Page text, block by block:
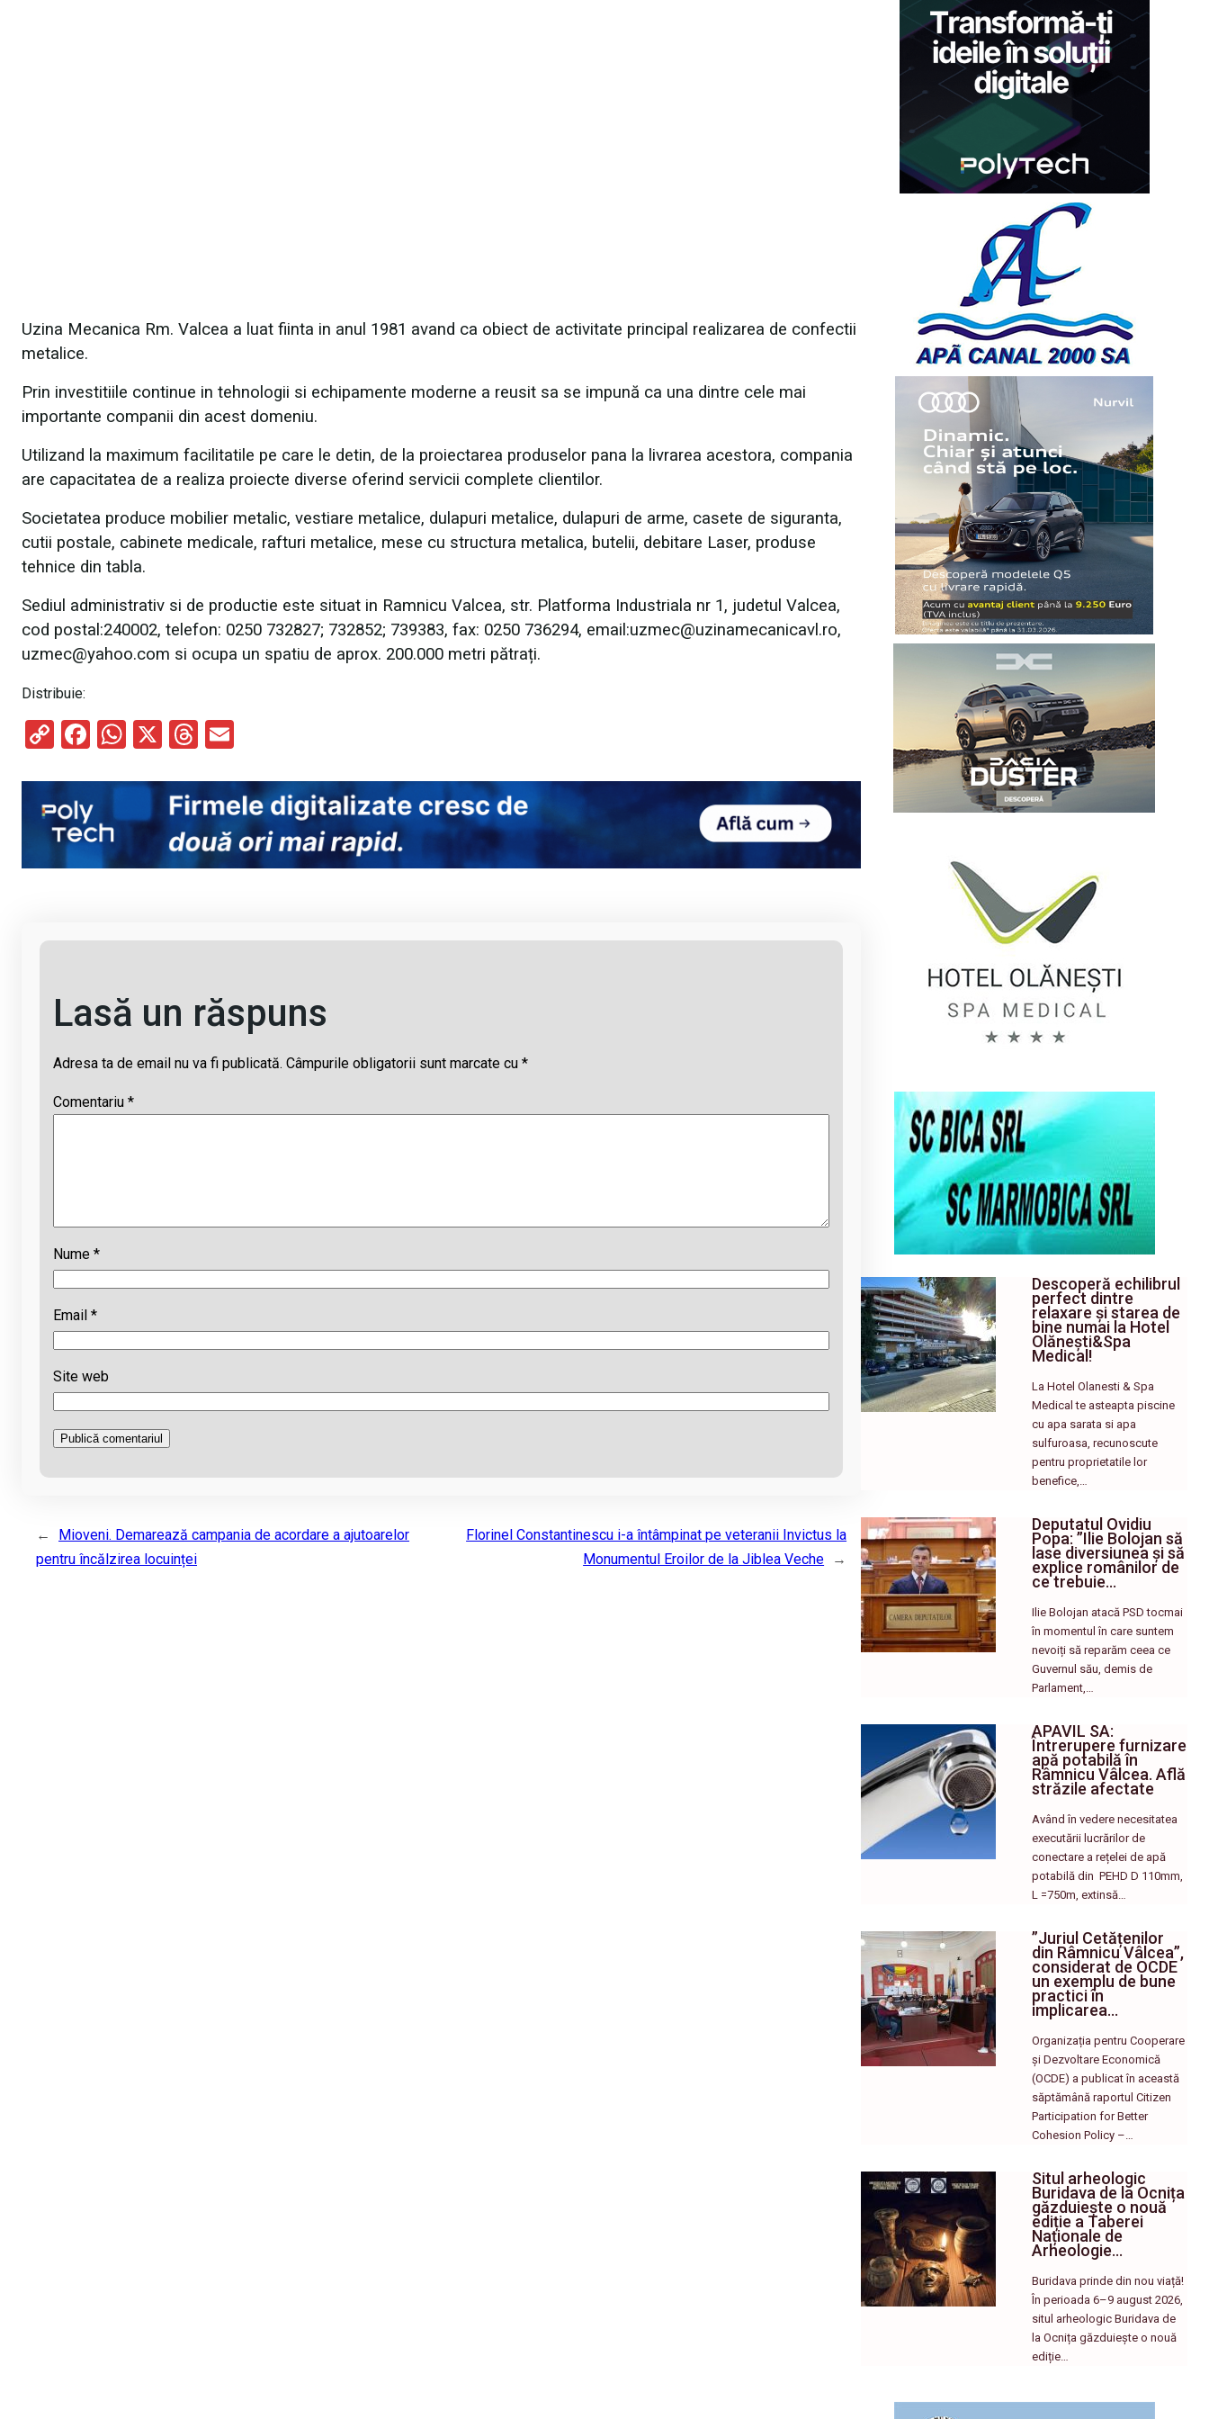
Uzina Mecanica Rm. Valcea a luat fiinta in anul 1981 avand ca obiect de activitate principal realizarea de confectii
metalice.
Prin investitiile continue in tehnologii si echipamente moderne a reusit sa se impună ca una dintre cele mai
importante companii din acest domeniu.
Utilizand la maximum facilitatile pe care le detin, de la proiectarea produselor pana la livrarea acestora, compania
are capacitatea de a realiza proiecte diverse oferind servicii complete clientilor.
Societatea produce mobilier metalic, vestiare metalice, dulapuri metalice, dulapuri de arme, casete de siguranta,
cutii postale, cabinete medicale, rafturi metalice, mese cu structura metalica, butelii, debitare Laser, produse
tehnice din tabla.
Sediul administrativ si de productie este situat in Ramnicu Valcea, str. Platforma Industriala nr 1, judetul Valcea,
cod postal:240002, telefon: 0250 732827; 732852; 739383, fax: 0250 736294, email:uzmec@uzinamecanicavl.ro,
uzmec@yahoo.com si ocupa un spatiu de aprox. 200.000 metri pătrați.
Distribuie:
C
py
Li
n
k
F
ce
b
o
o
W
at
s
A
p
X
T
e
a
d
s
ail
Lasă un răspuns
Adresa ta de email nu va fi publicată. Câmpurile obligatorii sunt marcate cu *
Comentariu *
Nume *
Email *
Site web
←
Mioveni. Demarează campania de acordare a ajutoarelor
pentru încălzirea locuinței
Florinel Constantinescu i-a întâmpinat pe veteranii Invictus la
Monumentul Eroilor de la Jiblea Veche
→
Descoperă echilibrul
perfect dintre
relaxare și starea de
bine numai la Hotel
Olănești&Spa
Medical!
La Hotel Olanesti & Spa
Medical te asteapta piscine
cu apa sarata si apa
sulfuroasa, recunoscute
pentru proprietatile lor
benefice,…
Deputatul Ovidiu
Popa: ”Ilie Bolojan să
lase diversiunea și să
explice românilor de
ce trebuie…
Ilie Bolojan atacă PSD tocmai
în momentul în care suntem
nevoiți să reparăm ceea ce
Guvernul său, demis de
Parlament,…
APAVIL SA:
Întrerupere furnizare
apă potabilă în
Râmnicu Vâlcea. Află
străzile afectate
Având în vedere necesitatea
executării lucrărilor de
conectare a rețelei de apă
potabilă din PEHD D 110mm,
L =750m, extinsă…
”Juriul Cetățenilor
din Râmnicu Vâlcea”,
considerat de OCDE
un exemplu de bune
practici în
implicarea…
Organizația pentru Cooperare
și Dezvoltare Economică
(OCDE) a publicat în această
săptămână raportul Citizen
Participation for Better
Cohesion Policy –…
Situl arheologic
Buridava de la Ocnița
găzduiește o nouă
ediție a Taberei
Naționale de
Arheologie…
Buridava prinde din nou viață!
În perioada 6–9 august 2026,
situl arheologic Buridava de
la Ocnița găzduiește o nouă
ediție…